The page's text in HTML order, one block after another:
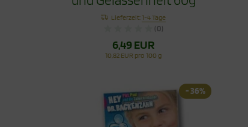
Lieferzeit:1-4 Tage
(0)
6,49 EUR
10,82 EUR pro 100 g
- 36%